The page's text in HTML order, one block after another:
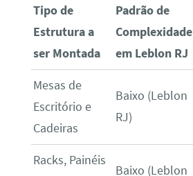
Tipo de
Estrutura a
ser Montada
Padrão de
Complexidade
em Leblon RJ
Mesas de
Escritório e
Cadeiras
Baixo (Leblon
RJ)
Racks, Painéis
Baixo (Leblon